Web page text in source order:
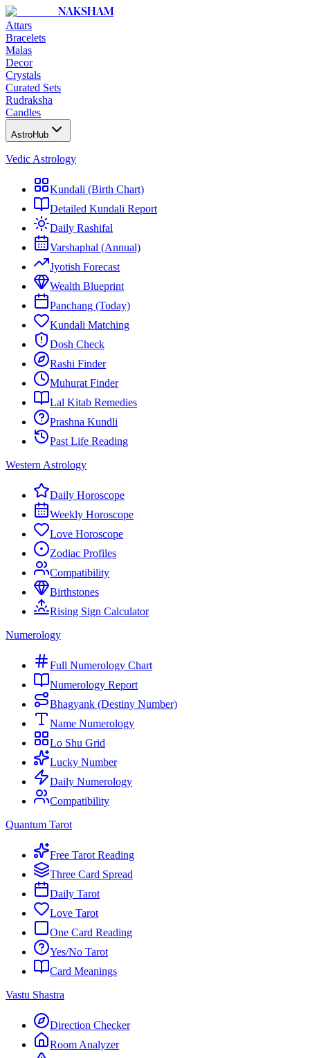
NAKSHAM
Attars
Bracelets
Malas
Decor
Crystals
Curated Sets
Rudraksha
Candles
AstroHub
Vedic Astrology
Kundali (Birth Chart)
Detailed Kundali Report
Daily Rashifal
Varshaphal (Annual)
Jyotish Forecast
Wealth Blueprint
Panchang (Today)
Kundali Matching
Dosh Check
Rashi Finder
Muhurat Finder
Lal Kitab Remedies
Prashna Kundli
Past Life Reading
Western Astrology
Daily Horoscope
Weekly Horoscope
Love Horoscope
Zodiac Profiles
Compatibility
Birthstones
Rising Sign Calculator
Numerology
Full Numerology Chart
Numerology Report
Bhagyank (Destiny Number)
Name Numerology
Lo Shu Grid
Lucky Number
Daily Numerology
Compatibility
Quantum Tarot
Free Tarot Reading
Three Card Spread
Daily Tarot
Love Tarot
One Card Reading
Yes/No Tarot
Card Meanings
Vastu Shastra
Direction Checker
Room Analyzer